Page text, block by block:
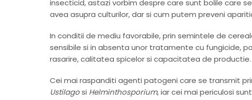
insecticid, astazi vorbim despre care sunt bolile care
avea asupra culturilor, dar si cum putem preveni
In conditii de mediu favorabile, prin semintele de
sensibile si in absenta unor tratamente cu fungicide,
rasarire, calitatea spicelor si capacitatea de productie.
Cei mai raspanditi agenti patogeni care se transmit
Ustilagosi Helminthosporium, iar cei mai periculosi